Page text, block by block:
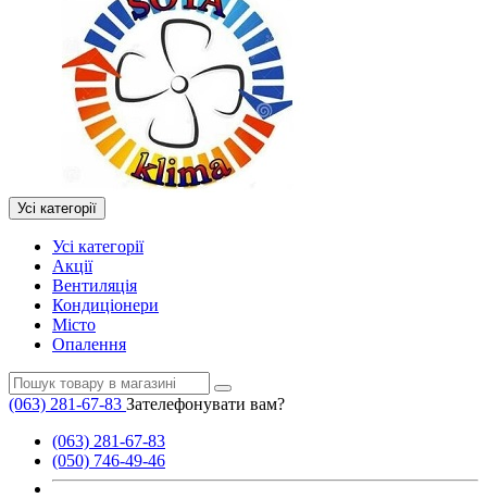
Усі категорії
Усі категорії
Акції
Вентиляція
Кондиціонери
Місто
Опалення
(063) 281-67-83 Зателефонувати вам?
(063) 281-67-83
(050) 746-49-46